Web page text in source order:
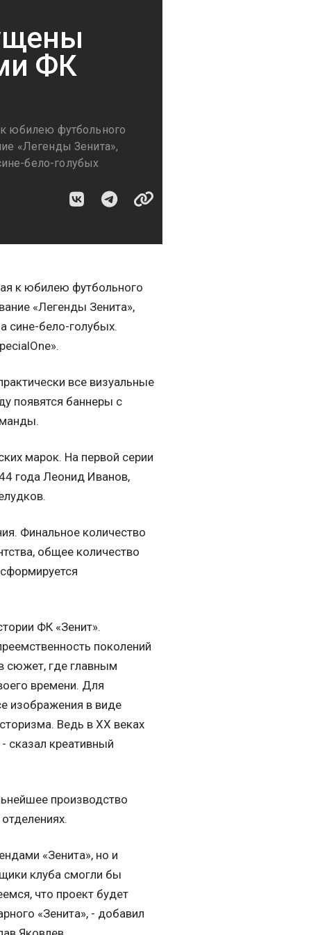
ФК
к юбилею футбольного
«Легенды Зенита»,
бело-голубых
к юбилею футбольного
«Легенды Зенита»,
сине-бело-голубых.
все визуальные
появятся баннеры с
марок. На первой серии
года Леонид Иванов,
Финальное количество
общее количество
ФК «Зенит».
поколений
сюжет, где главным
времени. Для
изображения в виде
Ведь в XX веках
сказал креативный
производство
«Зенита», но и
клуба смогли бы
что проект будет
«Зенита», - добавил